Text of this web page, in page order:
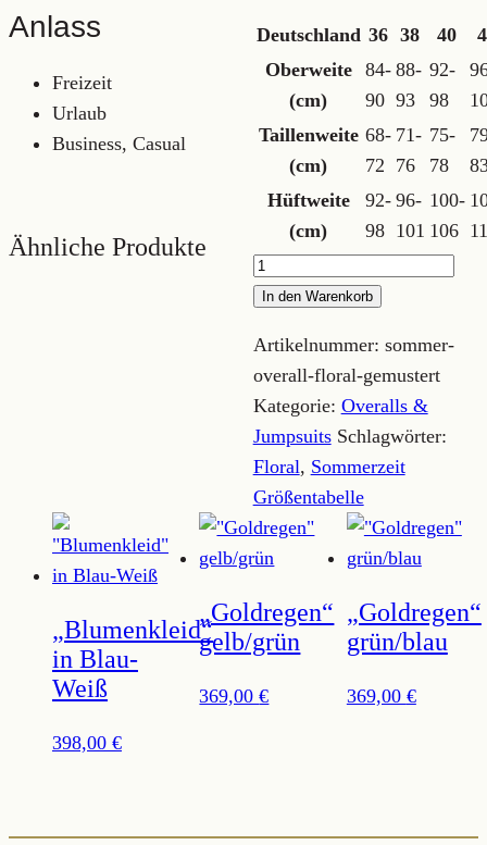
Deutschland 36 38 40
Oberweite
(cm)
84-
90
88-
93
92-
98
Taillenweite
(cm)
68-
72
71-
76
75-
78
Hüftweite
(cm)
92-
98
96-
101
100-
106
Sommer
Overall
gemustert
Menge
In den Warenkorb
Artikelnummer: sommer-
overall-floral-gemustert
Kategorie: Overalls &
Jumpsuits Schlagwörter:
Floral, Sommerzeit
Größentabelle
Anlass
Freizeit
Urlaub
Business, Casual
Ähnliche Produkte
„Blumenkleid“
in Blau-
Weiß
398,00 €
„Goldregen“
gelb/grün
369,00€
„Goldregen“
grün/blau
369,00 €